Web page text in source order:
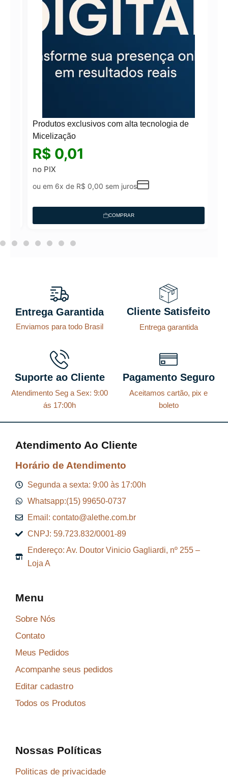
Produtos exclusivos com alta tecnologia de
Micelização
R$0,01
no PIX
ou em 6x deR$0,00sem juros
COMPRAR
Entrega Garantida
Enviamos para todo Brasil
Cliente Satisfeito
Entrega garantida
Suporte ao Cliente
Atendimento Seg a Sex: 9:00
ás 17:00h
Pagamento Seguro
Aceitamos cartão, pix e
boleto
Atendimento Ao Cliente
Horário de Atendimento
Segunda a sexta: 9:00 às 17:00h
Whatsapp:(15) 99650-0737
Email: contato@alethe.com.br
CNPJ: 59.723.832/0001-89
Endereço: Av. Doutor Vinicio Gagliardi, nº 255 –
Loja A
Menu
Sobre Nós
Contato
Meus Pedidos
Acompanhe seus pedidos
Editar cadastro
Todos os Produtos
Nossas Políticas
Politicas de privacidade